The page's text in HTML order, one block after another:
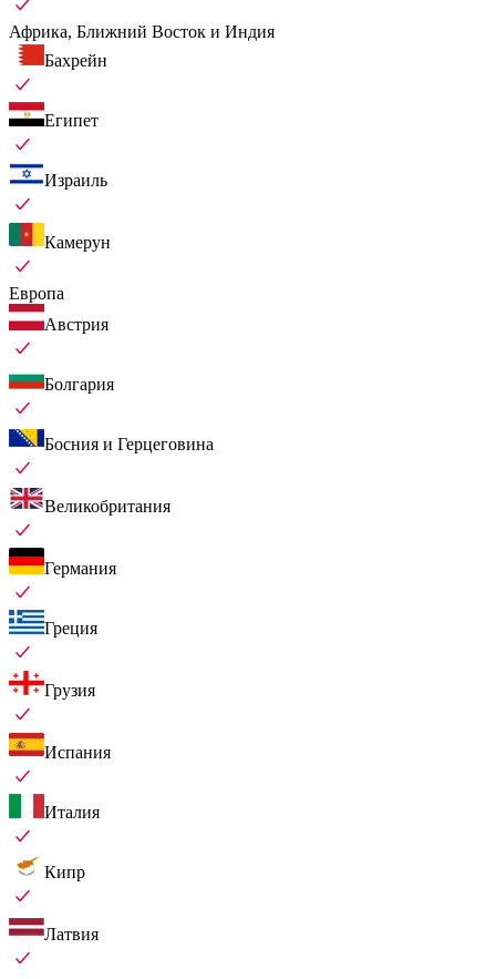
Африка, Ближний Восток и Индия
Бахрейн
Египет
Израиль
Камерун
Европа
Австрия
Болгария
Босния и Герцеговина
Великобритания
Германия
Греция
Грузия
Испания
Италия
Кипр
Латвия